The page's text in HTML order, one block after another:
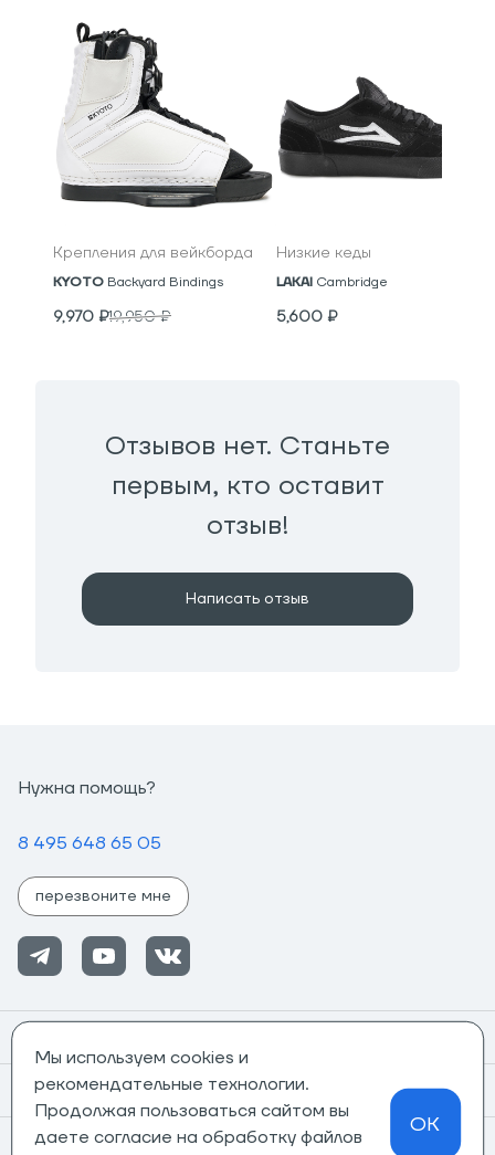
Крепления для вейкборда
KYOTO Backyard Bindings
9,970 ₽19,950₽
Низкие кеды
LAKAI Cambridge
5,600 ₽
Отзывов нет. Станьте
первым, кто оставит
отзыв!
Написать отзыв
Нужна помощь?
8 495 648 65 05
перезвоните мне
Информация
О компании
Мы используем cookies и
рекомендательные технологии.
Продолжая пользоваться сайтом вы
даете согласие на обработку файлов
OK